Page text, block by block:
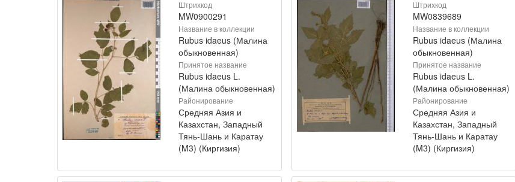
Штрихкод
MW0900291
Название в коллекции
Rubus idaeus (Малина
обыкновенная)
Принятое название
Rubus idaeus L.
(Малина обыкновенная)
Районирование
Средняя Азия и
Казахстан, Западный
Тянь-Шань и Каратау
(M3) (Киргизия)
Штрихкод
MW0839689
Название в коллекции
Rubus idaeus (Малина
обыкновенная)
Принятое название
Rubus idaeus L.
(Малина обыкновенная)
Районирование
Средняя Азия и
Казахстан, Западный
Тянь-Шань и Каратау
(M3) (Киргизия)